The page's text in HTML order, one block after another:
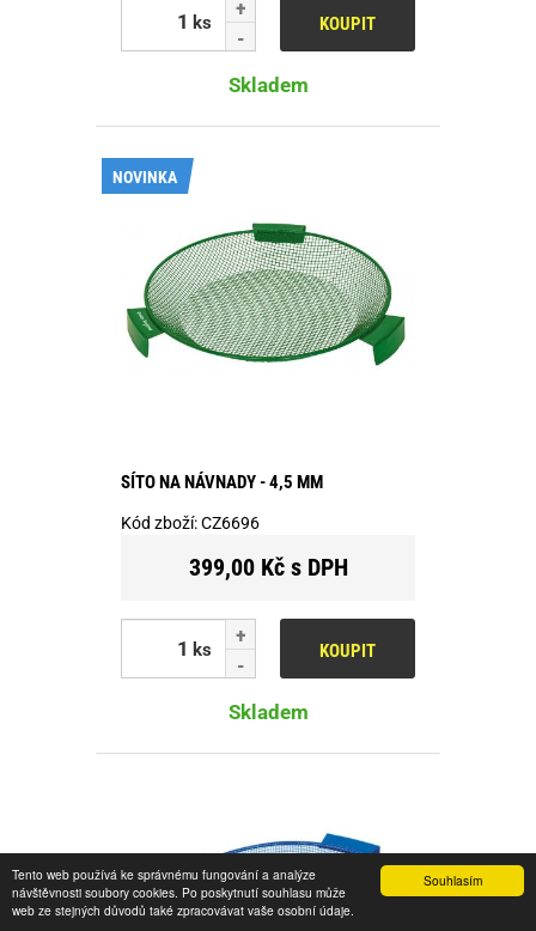
Souhlasím
Tento web používá ke správnému fungování a analýze
návštěvnosti soubory cookies. Po poskytnutí souhlasu může
web ze stejných důvodů také zpracovávat vaše osobní údaje.
ks KOUPIT
Skladem
SÍTO NA NÁVNADY - 4,5 MM
Kód zboží:CZ6696
399,00 Kč s DPH
ks KOUPIT
Skladem
NOVINKA